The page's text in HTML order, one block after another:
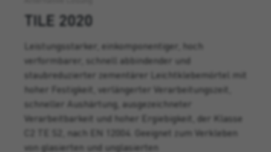
TILE 2020
Leistungsstarker, einkomponentiger, hoch
verformbarer, schnell abbindender und
staubreduzierter zementärer Leichtklebemörtel mit
hoher Festigkeit, verlängerter Verarbeitungszeit,
schneller Aushärtung, ausgezeichneter
Verarbeitbarkeit und hoher Ergiebigkeit, der Klasse
C2 TE S2, nach EN 12004. Geeignet zum Verkleben
von glasierten und unglasierten